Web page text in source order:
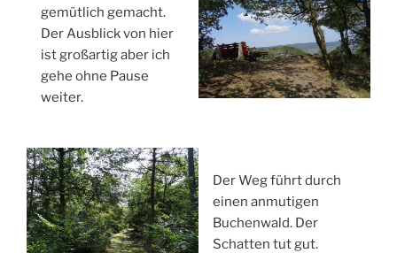
gemütlich gemacht.
Der Ausblick von hier
ist großartig aber ich
gehe ohne Pause
weiter.
Der Weg führt durch
einen anmutigen
Buchenwald. Der
Schatten tut gut.